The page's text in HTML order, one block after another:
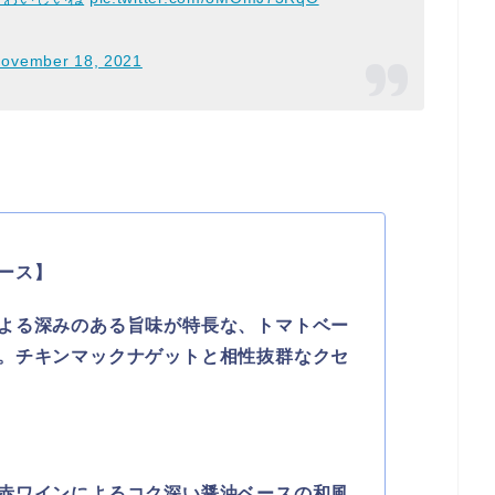
18, 2021
ス】
る深みのある旨味が特長な、トマトベー
チキンマックナゲットと相性抜群なクセ